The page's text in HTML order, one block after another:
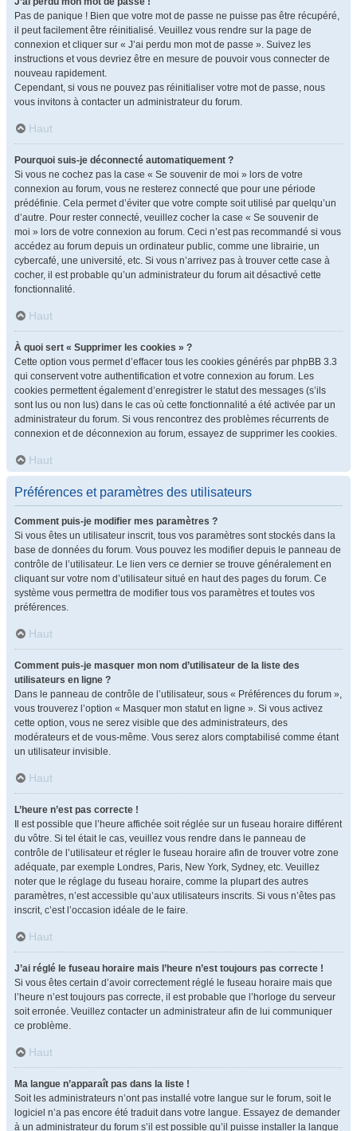
Pas de panique ! Bien que votre mot de passe ne puisse pas être récupéré,
il peut facilement être réinitialisé. Veuillez vous rendre sur la page de
connexion et cliquer sur « J’ai perdu mon mot de passe ». Suivez les
instructions et vous devriez être en mesure de pouvoir vous connecter de
nouveau rapidement.
Cependant, si vous ne pouvez pas réinitialiser votre mot de passe, nous
vous invitons à contacter un administrateur du forum.
Haut
Pourquoi suis-je déconnecté automatiquement ?
Si vous ne cochez pas la case « Se souvenir de moi » lors de votre
connexion au forum, vous ne resterez connecté que pour une période
prédéfinie. Cela permet d’éviter que votre compte soit utilisé par quelqu’un
d’autre. Pour rester connecté, veuillez cocher la case « Se souvenir de
moi » lors de votre connexion au forum. Ceci n’est pas recommandé si vous
accédez au forum depuis un ordinateur public, comme une librairie, un
cybercafé, une université, etc. Si vous n’arrivez pas à trouver cette case à
cocher, il est probable qu’un administrateur du forum ait désactivé cette
fonctionnalité.
Haut
À quoi sert « Supprimer les cookies » ?
Cette option vous permet d’effacer tous les cookies générés par phpBB 3.3
qui conservent votre authentification et votre connexion au forum. Les
cookies permettent également d’enregistrer le statut des messages (s’ils
sont lus ou non lus) dans le cas où cette fonctionnalité a été activée par un
administrateur du forum. Si vous rencontrez des problèmes récurrents de
connexion et de déconnexion au forum, essayez de supprimer les cookies.
Haut
Préférences et paramètres des utilisateurs
Comment puis-je modifier mes paramètres ?
Si vous êtes un utilisateur inscrit, tous vos paramètres sont stockés dans la
base de données du forum. Vous pouvez les modifier depuis le panneau de
contrôle de l’utilisateur. Le lien vers ce dernier se trouve généralement en
cliquant sur votre nom d’utilisateur situé en haut des pages du forum. Ce
système vous permettra de modifier tous vos paramètres et toutes vos
préférences.
Haut
Comment puis-je masquer mon nom d’utilisateur de la liste des
utilisateurs en ligne ?
Dans le panneau de contrôle de l’utilisateur, sous « Préférences du forum »,
vous trouverez l’option « Masquer mon statut en ligne ». Si vous activez
cette option, vous ne serez visible que des administrateurs, des
modérateurs et de vous-même. Vous serez alors comptabilisé comme étant
un utilisateur invisible.
Haut
L’heure n’est pas correcte !
Il est possible que l’heure affichée soit réglée sur un fuseau horaire différent
du vôtre. Si tel était le cas, veuillez vous rendre dans le panneau de
contrôle de l’utilisateur et régler le fuseau horaire afin de trouver votre zone
adéquate, par exemple Londres, Paris, New York, Sydney, etc. Veuillez
noter que le réglage du fuseau horaire, comme la plupart des autres
paramètres, n’est accessible qu’aux utilisateurs inscrits. Si vous n’êtes pas
inscrit, c’est l’occasion idéale de le faire.
Haut
J’ai réglé le fuseau horaire mais l’heure n’est toujours pas correcte !
Si vous êtes certain d’avoir correctement réglé le fuseau horaire mais que
l’heure n’est toujours pas correcte, il est probable que l’horloge du serveur
soit erronée. Veuillez contacter un administrateur afin de lui communiquer
ce problème.
Haut
Ma langue n’apparaît pas dans la liste !
Soit les administrateurs n’ont pas installé votre langue sur le forum, soit le
logiciel n’a pas encore été traduit dans votre langue. Essayez de demander
à un administrateur du forum s’il est possible qu’il puisse installer la langue